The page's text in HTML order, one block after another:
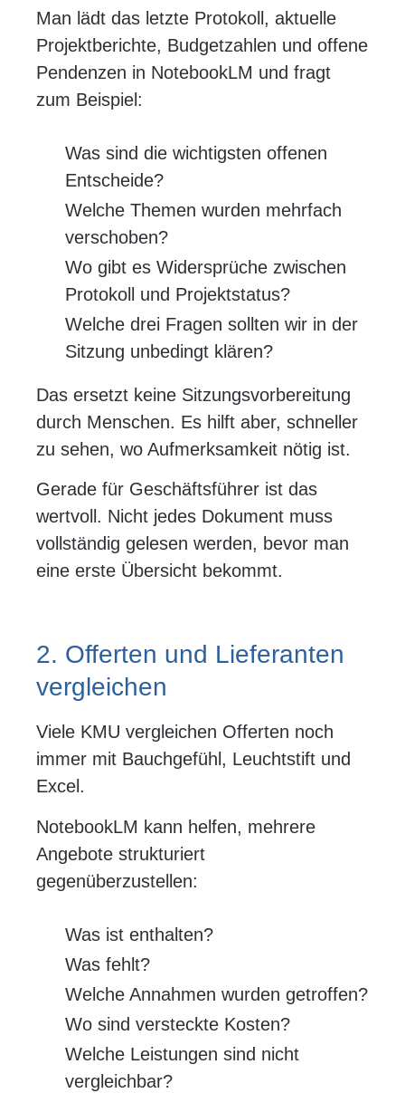
Man lädt das letzte Protokoll, aktuelle
Projektberichte, Budgetzahlen und offene
Pendenzen in NotebookLM und fragt
zum Beispiel:
Was sind die wichtigsten offenen
Entscheide?
Welche Themen wurden mehrfach
verschoben?
Wo gibt es Widersprüche zwischen
Protokoll und Projektstatus?
Welche drei Fragen sollten wir in der
Sitzung unbedingt klären?
Das ersetzt keine Sitzungsvorbereitung
durch Menschen. Es hilft aber, schneller
zu sehen, wo Aufmerksamkeit nötig ist.
Gerade für Geschäftsführer ist das
wertvoll. Nicht jedes Dokument muss
vollständig gelesen werden, bevor man
eine erste Übersicht bekommt.
2. Offerten und Lieferanten
vergleichen
Viele KMU vergleichen Offerten noch
immer mit Bauchgefühl, Leuchtstift und
Excel.
NotebookLM kann helfen, mehrere
Angebote strukturiert
gegenüberzustellen:
Was ist enthalten?
Was fehlt?
Welche Annahmen wurden getroffen?
Wo sind versteckte Kosten?
Welche Leistungen sind nicht
vergleichbar?